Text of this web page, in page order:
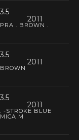
3.5
2011
PRA . BROWN .
3.5
2011
BROWN
3.5
2011
. -STROKE BLUE
MICA M